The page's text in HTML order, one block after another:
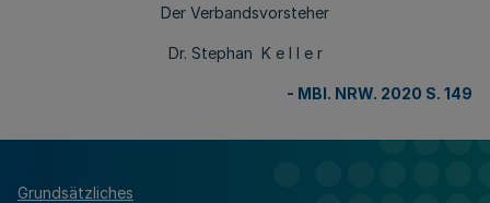
Der Verbandsvorsteher
Dr. Stephan K e l l e r
- MBl. NRW. 2020 S. 149
Grundsätzliches